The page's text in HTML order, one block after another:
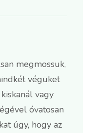
megmossuk,
végüket
vagy
óvatosan
úgy, hogy az